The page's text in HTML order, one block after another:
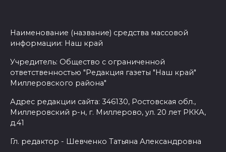
Наименование (название) средства массовой
информации: Наш край
Учредитель: Общество с ограниченной
ответственностью "Редакция газеты "Наш край"
Миллеровского района"
Адрес редакции сайта: 346130, Ростовская обл.,
Миллеровский р-н, г. Миллерово, ул. 20 лет РККА,
д.41
Гл. редактор - Шевченко Татьяна Александровна